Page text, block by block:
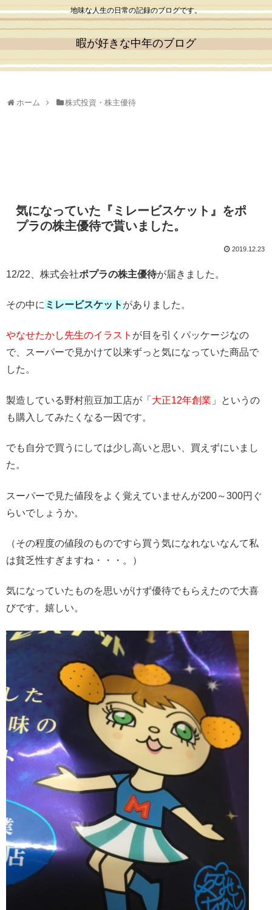
地味な人生の日常の記録のブログです。
暇が好きな中年のブログ
ホーム 株式投資・株主優待
気になっていた『ミレービスケット』をポ
プラの株主優待で貰いました。
2019.12.23
12/22、株式会社ポプラの株主優待が届きました。
その中に ミレービスケット がありました。
やなせたかし先生のイラスト が目を引くパッケージなの
で、スーパーで見かけて以来ずっと気になっていた商品で
した。
製造している野村煎豆加工店が「 大正12年創業 」というの
も購入してみたくなる一因です。
でも自分で買うにしては少し高いと思い、買えずにいまし
た。
スーパーで見た値段をよく覚えていませんが200～300円ぐ
らいでしょうか。
（その程度の値段のものですら買う気になれないなんて私
は貧乏性すぎますね・・・。）
気になっていたものを思いがけず優待でもらえたので大喜
びです。嬉しい。